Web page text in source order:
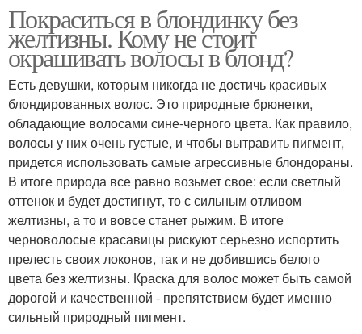
Покраситься в блондинку без
желтизны. Кому не стоит
окрашивать волосы в блонд?
Есть девушки, которым никогда не достичь красивых
блондированных волос. Это природные брюнетки,
обладающие волосами сине-черного цвета. Как правило,
волосы у них очень густые, и чтобы вытравить пигмент,
придется использовать самые агрессивные блондораны.
В итоге природа все равно возьмет свое: если светлый
оттенок и будет достигнут, то с сильным отливом
желтизны, а то и вовсе станет рыжим. В итоге
черноволосые красавицы рискуют серьезно испортить
прелесть своих локонов, так и не добившись белого
цвета без желтизны. Краска для волос может быть самой
дорогой и качественной - препятствием будет именно
сильный природный пигмент.